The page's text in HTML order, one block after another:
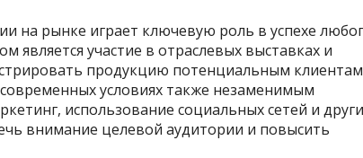
на рынке играет ключевую роль в успехе
является участие в отраслевых выставках и
продукцию потенциальным
условиях также незаменимым
использование социальных сетей и
внимание целевой аудитории и повысить